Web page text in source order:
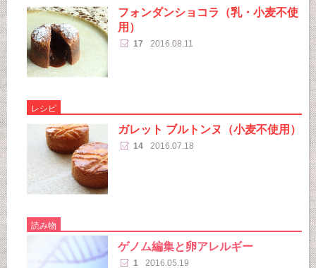
フォンダンショコラ（乳・小麦不使
用）
17 2016.08.11
レシピ
ガレット ブルトンヌ（小麦不使用）
14 2016.07.18
読み物
ゲノム編集と卵アレルギー
1 2016.05.19